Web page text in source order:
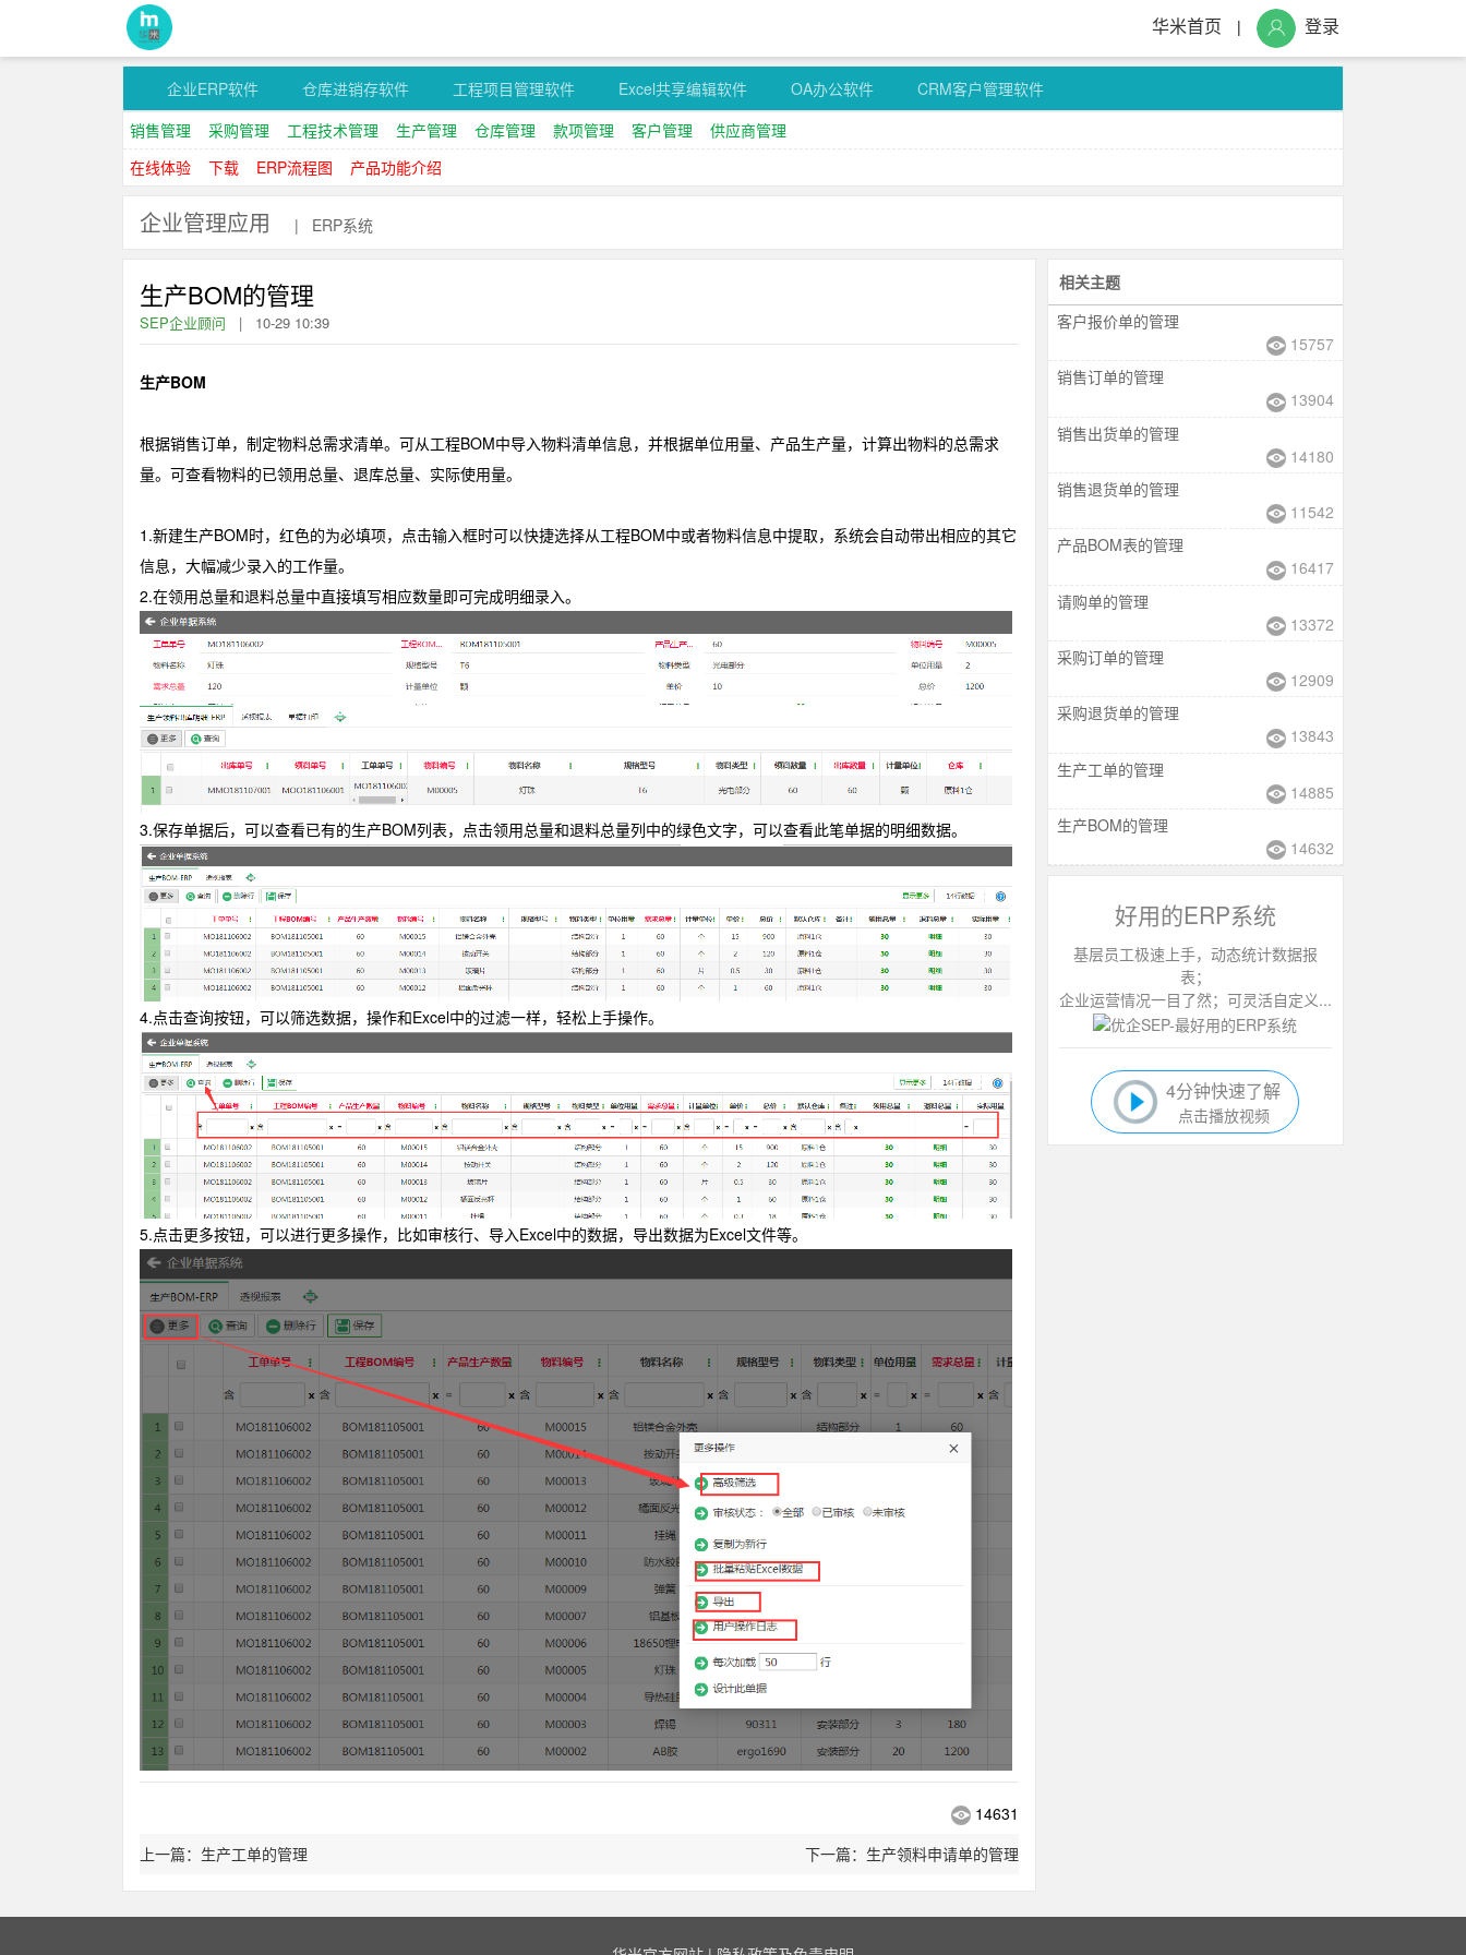
华米首页 | 登录
企业ERP软件 仓库进销存软件 工程项目管理软件 Excel共享编辑软件 OA办公软件
CRM客户管理软件
销售管理
采购管理 工程技术管理 生产管理 仓库管理 款项管理 客户管理
供应商管理
在线体验
下载 ERP流程图 产品功能介绍
企业管理应用 | ERP系统
生产BOM的管理
SEP企业顾问 | 10-29 10:39
生产BOM
根据销售订单，制定物料总需求清单。可从工程BOM中导入物料清单信息，并根据单位用量、产品生产量，计算出物料的总需求
量。可查看物料的已领用总量、退库总量、实际使用量。
1.新建生产BOM时，红色的为必填项，点击输入框时可以快捷选择从工程BOM中或者物料信息中提取，系统会自动带出相应的其它
信息，大幅减少录入的工作量。
2.在领用总量和退料总量中直接填写相应数量即可完成明细录入。
3.保存单据后，可以查看已有的生产BOM列表，点击领用总量和退料总量列中的绿色文字，可以查看此笔单据的明细数据。
4.点击查询按钮，可以筛选数据，操作和Excel中的过滤一样，轻松上手操作。
5.点击更多按钮，可以进行更多操作，比如审核行、导入Excel中的数据，导出数据为Excel文件等。
14631
上一篇：生产工单的管理
下一篇：生产领料申请单的管理
相关主题
客户报价单的管理
15757
销售订单的管理
13904
销售出货单的管理
14180
销售退货单的管理
11542
产品BOM表的管理
16417
请购单的管理
13372
采购订单的管理
12909
采购退货单的管理
13843
生产工单的管理
14885
生产BOM的管理
14632
好用的ERP系统
基层员工极速上手，动态统计数据报
表；
企业运营情况一目了然；可灵活自定义...
4分钟快速了解
点击播放视频